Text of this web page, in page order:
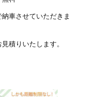
車させていただきま
積りいたします。